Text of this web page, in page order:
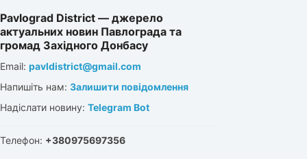
Pavlograd District — джерело
актуальних новин Павлограда та
громад Західного Донбасу
Email: pavldistrict@gmail.com
Напишіть нам: Залишити повідомлення
Надіслати новину: Telegram Bot
Телефон: +380975697356